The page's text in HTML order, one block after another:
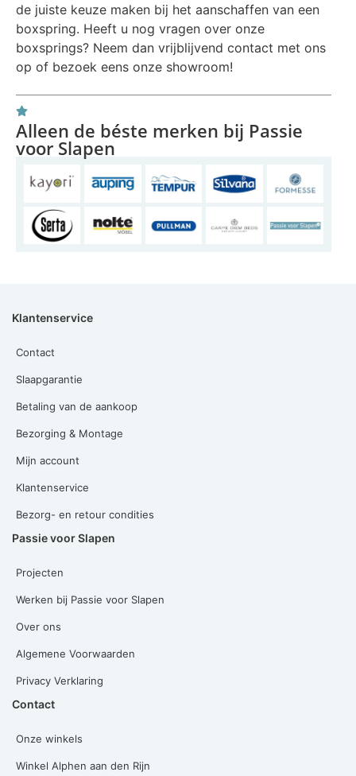
de juiste keuze maken bij het aanschaffen van een
boxspring. Heeft u nog vragen over onze
boxsprings? Neem dan vrijblijvend contact met ons
op of bezoek eens onze showroom!
Alleen de béste merken bij Passie
voor Slapen
Klantenservice
Contact
Slaapgarantie
Betaling van de aankoop
Bezorging & Montage
Mijn account
Klantenservice
Bezorg- en retour condities
Passie voor Slapen
Projecten
Werken bij Passie voor Slapen
Over ons
Algemene Voorwaarden
Privacy Verklaring
Contact
Onze winkels
Winkel Alphen aan den Rijn